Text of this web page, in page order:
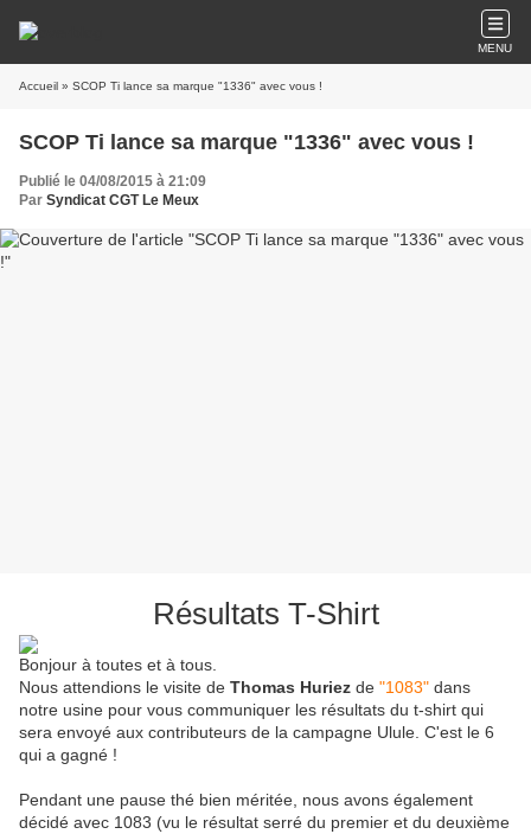
MENU
Accueil » SCOP Ti lance sa marque "1336" avec vous !
SCOP Ti lance sa marque "1336" avec vous !
Publié le 04/08/2015 à 21:09
Par Syndicat CGT Le Meux
Résultats T-Shirt
Bonjour à toutes et à tous.
Nous attendions le visite de Thomas Huriez de "1083" dans
notre usine pour vous communiquer les résultats du t-shirt qui
sera envoyé aux contributeurs de la campagne Ulule. C'est le 6
qui a gagné !
Pendant une pause thé bien méritée, nous avons également
décidé avec 1083 (vu le résultat serré du premier et du deuxième